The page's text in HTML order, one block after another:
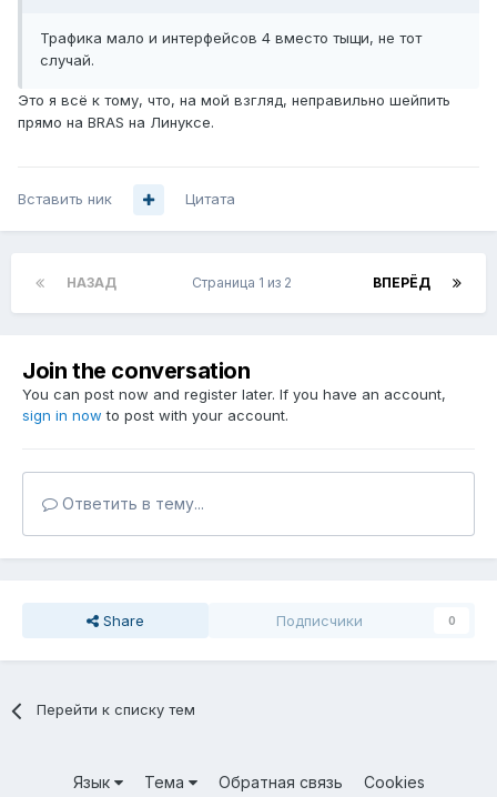
Трафика мало и интерфейсов 4 вместо тыщи, не тот
случай.
Это я всё к тому, что, на мой взгляд, неправильно шейпить
прямо на BRAS на Линуксе.
Вставить ник Цитата
НАЗАД ВПЕРЁД
Страница 1 из 2
Join the conversation
You can post now and register later. If you have an account,
sign in now to post with your account.
Ответить в тему...
Share Подписчики 0
Перейти к списку тем
Язык Тема Обратная связь
Cookies